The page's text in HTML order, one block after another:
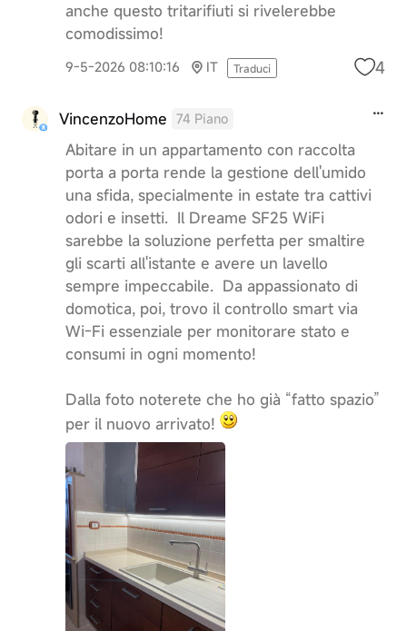
anche questo tritarifiuti si rivelerebbe
comodissimo!
9-5-2026 08:10:16 IT Traduci 4
VincenzoHome 74 Piano
Abitare in un appartamento con raccolta
porta a porta rende la gestione dell'umido
una sfida, specialmente in estate tra cattivi
odori e insetti. Il Dreame SF25 WiFi
sarebbe la soluzione perfetta per smaltire
gli scarti all'istante e avere un lavello
sempre impeccabile. Da appassionato di
domotica, poi, trovo il controllo smart via
Wi-Fi essenziale per monitorare stato e
consumi in ogni momento!
Dalla foto noterete che ho già “fatto spazio”
per il nuovo arrivato!